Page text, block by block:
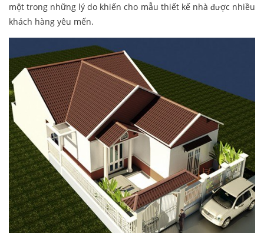
một trong những lý do khiến cho mẫu thiết kế nhà được nhiều
khách hàng yêu mến.